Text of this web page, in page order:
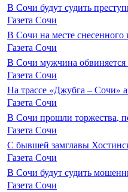
В Сочи будут судить
Газета Сочи
В Сочи на месте снесенного
Газета Сочи
В Сочи мужчина
Газета Сочи
На трассе «Джубга – Сочи»
Газета Сочи
В Сочи прошли торжества,
Газета Сочи
С бывшей замглавы
Газета Сочи
В Сочи будут судить
Газета Сочи